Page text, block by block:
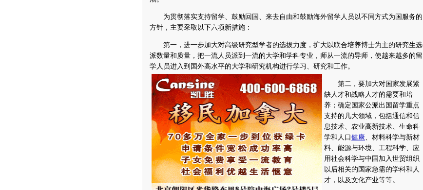
为贯彻落实支持留学、鼓励回国、来去自由和鼓励海外留学人员以不同方式为国服务的
方针，主要采取以下六项新措施：
第一，进一步加大对高级研究型学者的选拔力度，扩大以联合培养博士为主的研究生选
派数量和质量，把一流人员派到一流的大学和学科专业，师从一流的导师，使越来越多的留
学人员进入到国外高水平的大学和研究机构进行学习、研究和工作。
第二，要加大对国家发展紧
缺人才和战略人才的需要和培
养；确定国家公派出国留学重点
支持的几大领域，包括通信和信
息技术、农业高新技术、生命科
学和人口 健康、材料科学与新材
料、能源与环境、工程科学、应
用社会科学与中国加入世贸组织
以后相关的国家急需的学科和人
才，以及文化产业等等。